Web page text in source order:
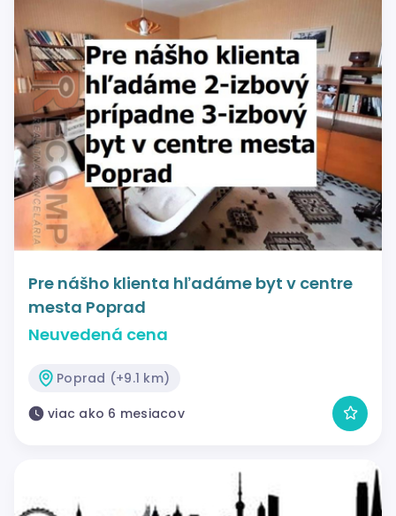
Pre nášho klienta hľadáme byt v centre
mesta Poprad
Neuvedená cena
Poprad (+9.1 km)
viac ako 6 mesiacov